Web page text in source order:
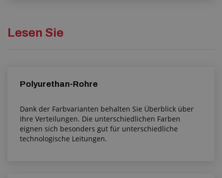
Lesen Sie
Polyurethan-Rohre
Dank der Farbvarianten behalten Sie Überblick über
Ihre Verteilungen. Die unterschiedlichen Farben
eignen sich besonders gut für unterschiedliche
technologische Leitungen.